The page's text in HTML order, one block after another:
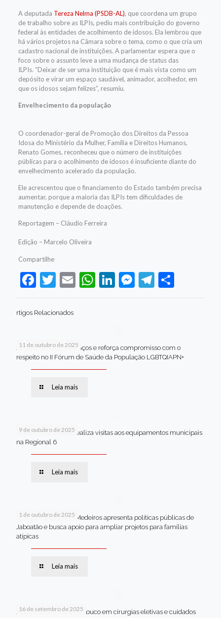
A deputada Tereza Nelma (PSDB-AL), que coordena um grupo
de trabalho sobre as ILPIs, pediu mais contribuição do governo
federal às entidades de acolhimento de idosos. Ela lembrou que
há vários projetos na Câmara sobre o tema, como o que cria um
cadastro nacional de instituições. A parlamentar espera que o
foco sobre o assunto leve a uma mudança de status das
ILPIs. “Deixar de ser uma instituição que é mais vista como um
depósito e virar um espaço saudável, animador, acolhedor, em
que os idosos sejam felizes”, resumiu.
Envelhecimento da população
O coordenador-geral de Promoção dos Direitos da Pessoa
Idosa do Ministério da Mulher, Família e Direitos Humanos,
Renato Gomes, reconheceu que o número de instituições
públicas para o acolhimento de idosos é insuficiente diante do
envelhecimento acelerado da população.
Ele acrescentou que o financiamento do Estado também precisa
aumentar, porque a maioria das ILPIs tem dificuldades de
manutenção e depende de doações.
Reportagem – Cláudio Ferreira
Edição – Marcelo Oliveira
Compartilhe
Facebook
Twitter
EmailWhatsApp
LinkedIn
Messenger
Telegram
Share
rtigos Relacionados
11 de outubro de 2025
Jaboatão celebra avanços e reforça compromisso com o
respeito no II Fórum de Saúde da População LGBTQIAPN+
Leia mais
9 de outubro de 2025
Van dos secretários realiza visitas aos equipamentos municipais
na Regional 6
Leia mais
1 de outubro de 2025
Em Brasília, Andréa Medeiros apresenta políticas públicas de
Jaboatão e busca apoio para ampliar projetos para famílias
atípicas
Leia mais
16 de setembro de 2025
Jaboatão lidera Pernambuco em cirurgias eletivas e cuidados